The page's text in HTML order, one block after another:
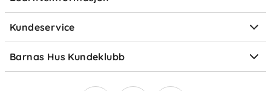
Kundeservice
Om Klarna
Barnas Hus Kundeklubb
Medlemsvilkår